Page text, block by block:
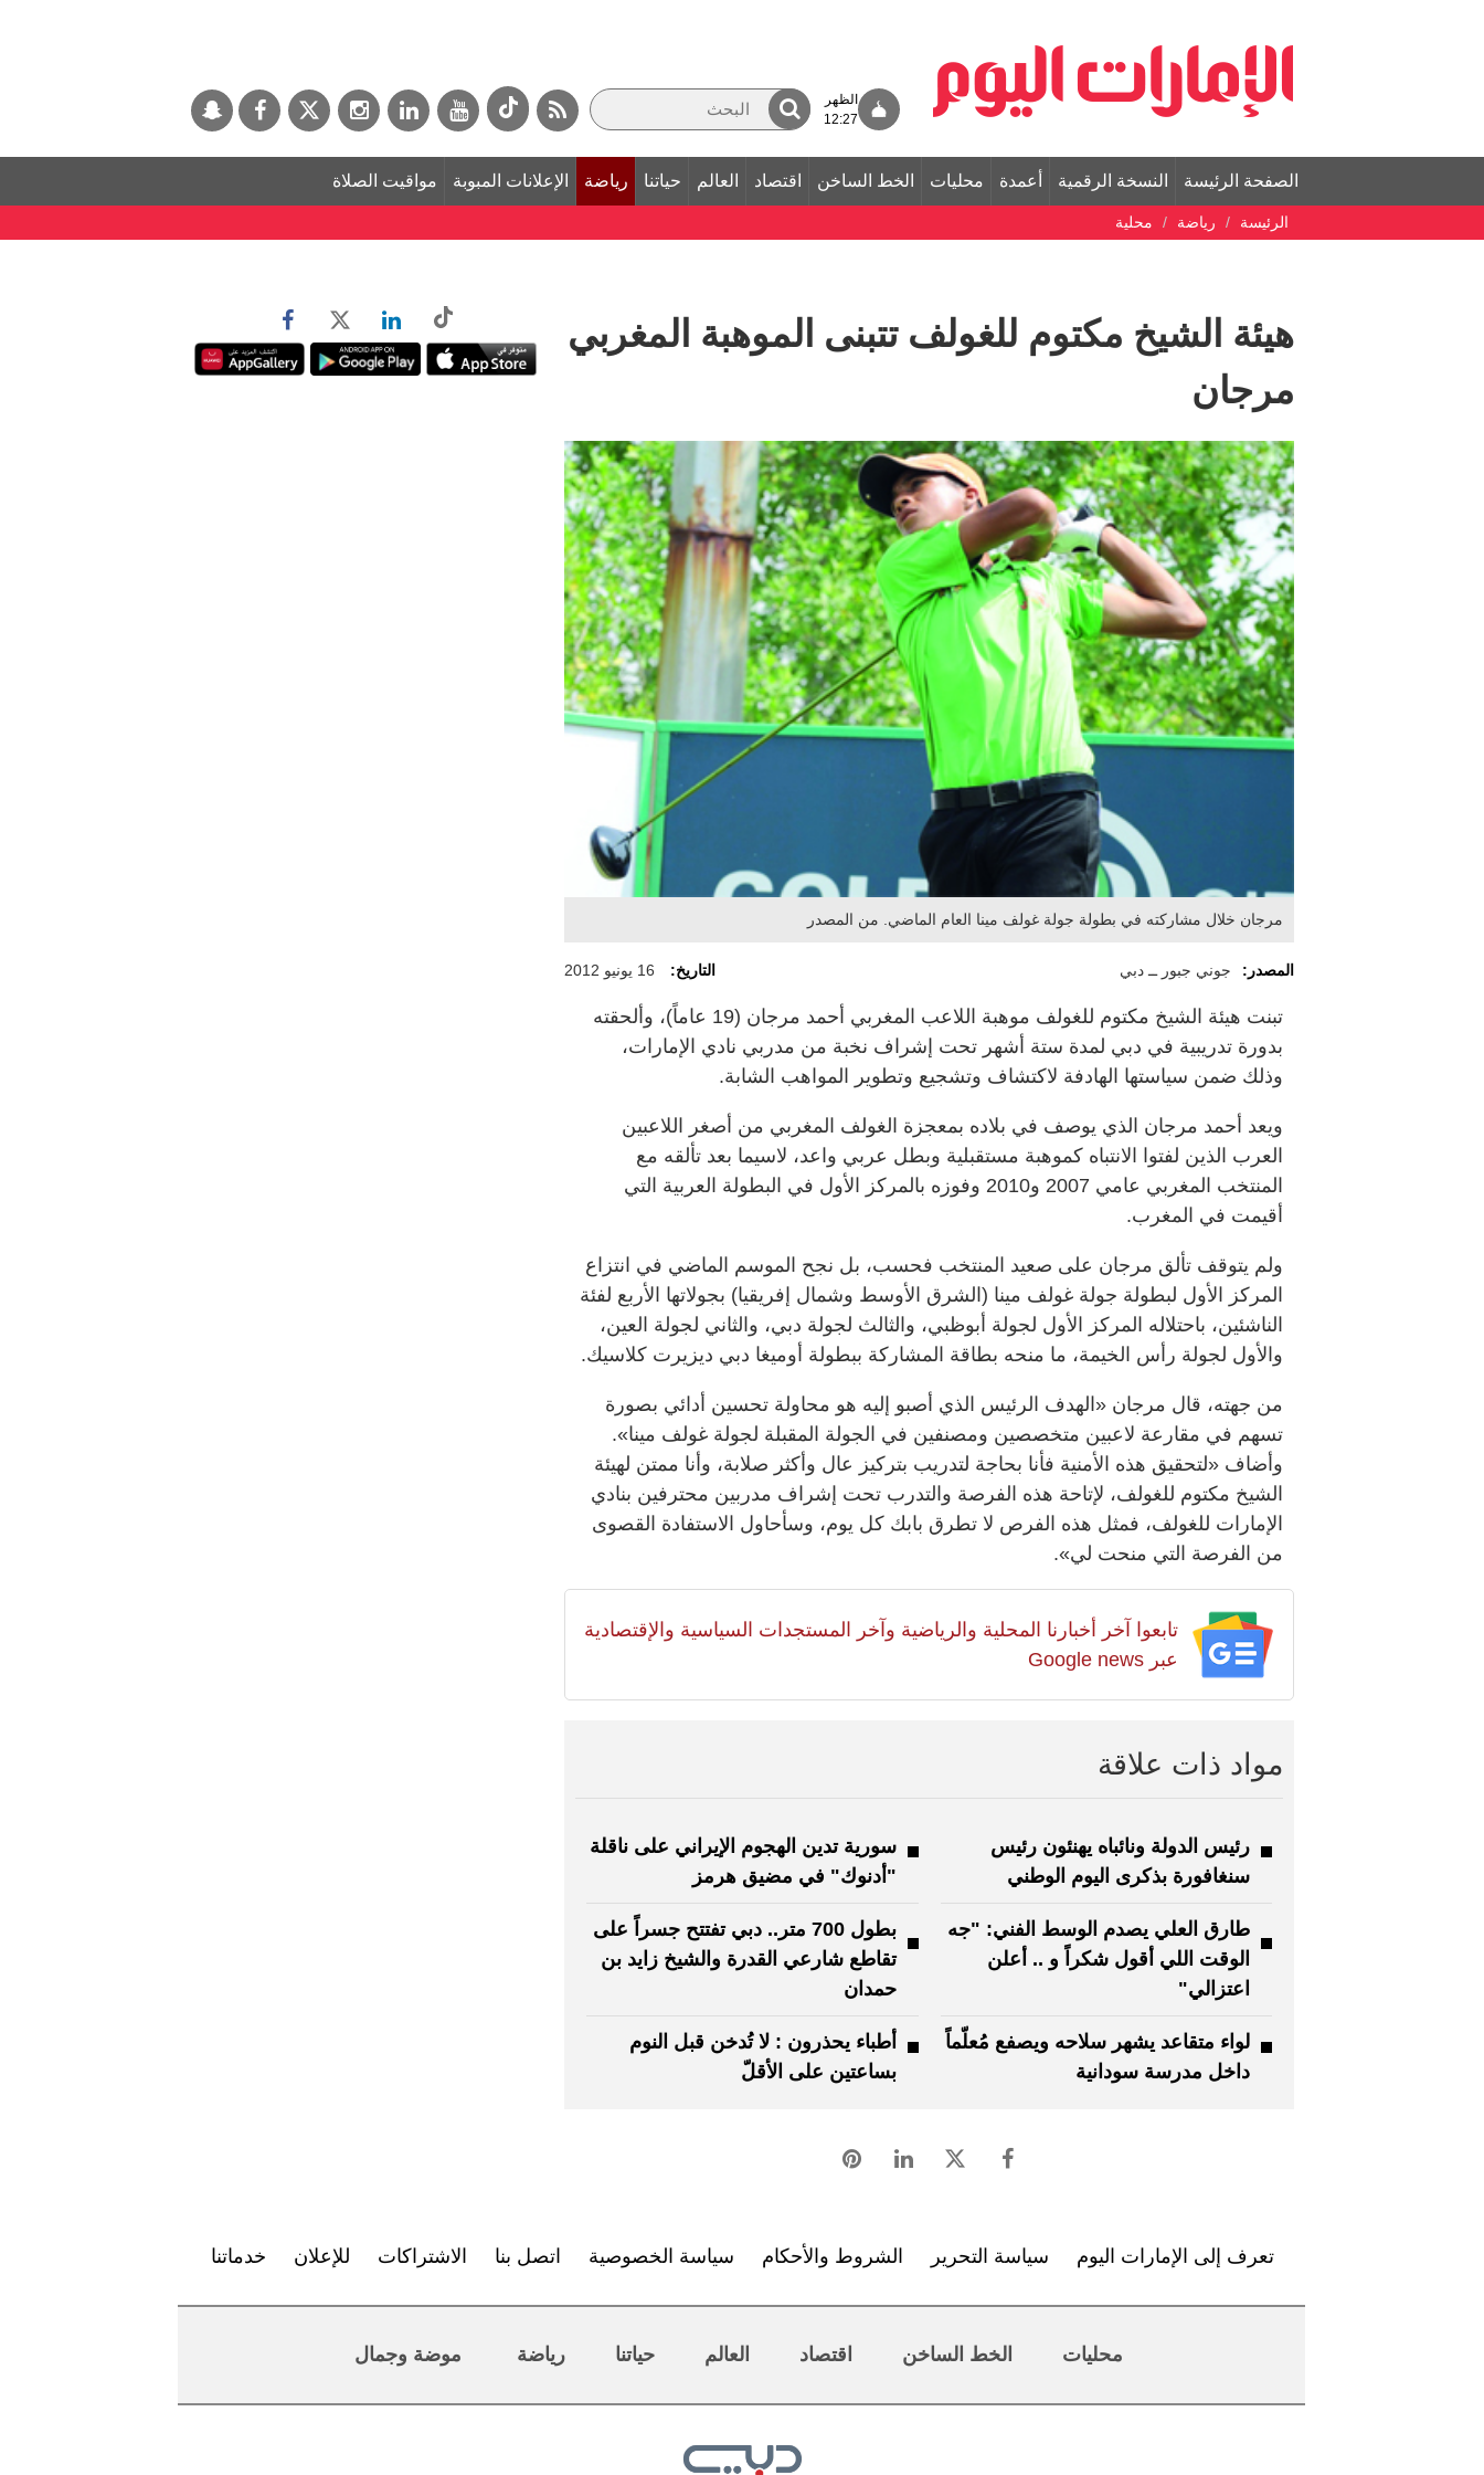
الظهر
12:27
الصفحة الرئيسة النسخة الرقمية أعمدة محليات الخط الساخن اقتصاد العالم حياتنا رياضة الإعلانات المبوبة مواقيت الصلاة
الرئيسة رياضة محلية
هيئة الشيخ مكتوم للغولف تتبنى الموهبة المغربي
مرجان
مرجان خلال مشاركته في بطولة جولة غولف مينا العام الماضي. من المصدر
المصدر: جوني جبور ــ دبي التاريخ: 16 يونيو 2012
تبنت هيئة الشيخ مكتوم للغولف موهبة اللاعب المغربي أحمد مرجان (19 عاماً)، وألحقته
بدورة تدريبية في دبي لمدة ستة أشهر تحت إشراف نخبة من مدربي نادي الإمارات،
وذلك ضمن سياستها الهادفة لاكتشاف وتشجيع وتطوير المواهب الشابة.
ويعد أحمد مرجان الذي يوصف في بلاده بمعجزة الغولف المغربي من أصغر اللاعبين
العرب الذين لفتوا الانتباه كموهبة مستقبلية وبطل عربي واعد، لاسيما بعد تألقه مع
المنتخب المغربي عامي 2007 و2010 وفوزه بالمركز الأول في البطولة العربية التي
أقيمت في المغرب.
ولم يتوقف تألق مرجان على صعيد المنتخب فحسب، بل نجح الموسم الماضي في انتزاع
المركز الأول لبطولة جولة غولف مينا (الشرق الأوسط وشمال إفريقيا) بجولاتها الأربع لفئة
الناشئين، باحتلاله المركز الأول لجولة أبوظبي، والثالث لجولة دبي، والثاني لجولة العين،
والأول لجولة رأس الخيمة، ما منحه بطاقة المشاركة ببطولة أوميغا دبي ديزيرت كلاسيك.
من جهته، قال مرجان «الهدف الرئيس الذي أصبو إليه هو محاولة تحسين أدائي بصورة
تسهم في مقارعة لاعبين متخصصين ومصنفين في الجولة المقبلة لجولة غولف مينا».
وأضاف «لتحقيق هذه الأمنية فأنا بحاجة لتدريب بتركيز عال وأكثر صلابة، وأنا ممتن لهيئة
الشيخ مكتوم للغولف، لإتاحة هذه الفرصة والتدرب تحت إشراف مدربين محترفين بنادي
الإمارات للغولف، فمثل هذه الفرص لا تطرق بابك كل يوم، وسأحاول الاستفادة القصوى
من الفرصة التي منحت لي».
تابعوا آخر أخبارنا المحلية والرياضية وآخر المستجدات السياسية والإقتصادية
عبر Google news
مواد ذات علاقة
رئيس الدولة ونائباه يهنئون رئيس
سنغافورة بذكرى اليوم الوطني
سورية تدين الهجوم الإيراني على ناقلة
"أدنوك" في مضيق هرمز‏
طارق العلي يصدم الوسط الفني: "جه
الوقت اللي أقول شكراً و .. أعلن
اعتزالي"
بطول 700 متر.. دبي تفتتح جسراً على
تقاطع شارعي القدرة والشيخ زايد بن
حمدان
لواء متقاعد يشهر سلاحه ويصفع مُعلّماً
داخل مدرسة سودانية
أطباء يحذرون : لا تُدخن قبل النوم
بساعتين على الأقلّ
تعرف إلى الإمارات اليوم سياسة التحرير الشروط والأحكام سياسة الخصوصية اتصل بنا الاشتراكات للإعلان خدماتنا
محليات الخط الساخن اقتصاد العالم حياتنا رياضة موضة وجمال